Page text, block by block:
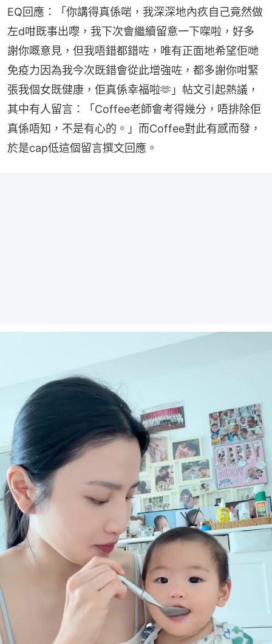
EQ回應：「你講得真係啱，我深深地內疚自己竟然做
左d咁既事出嚟，我下次會繼續留意一下㗎啦，好多
謝你嘅意見，但我唔錯都錯咗，唯有正面地希望佢哋
免疫力因為我今次既錯會從此增強咗，都多謝你咁緊
張我個女既健康，佢真係幸福啦🫶」帖文引起熱議，
其中有人留言：「Coffee老師會考得幾分，唔排除佢
真係唔知，不是有心的。」而Coffee對此有感而發，
於是cap低這個留言撰文回應。